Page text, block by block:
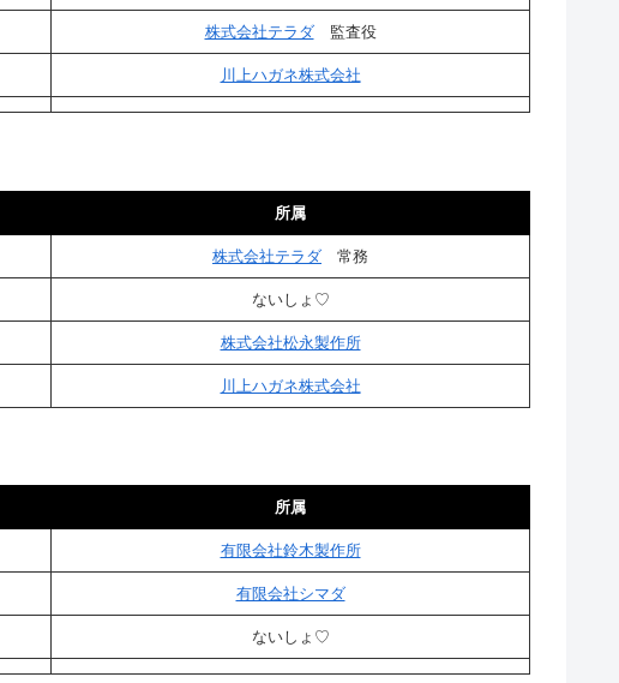
株式会社テラダ監査役
川上ハガネ株式会社
所属
株式会社テラダ 常務
ないしょ♡
株式会社松永製作所
川上ハガネ株式会社
所属
有限会社鈴木製作所
有限会社シマダ
ないしょ♡